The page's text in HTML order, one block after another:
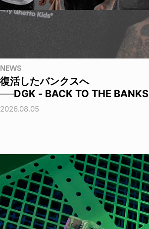
NEWS
復活したバンクスへ
──DGK - BACK TO THE BANKS
2026.08.05